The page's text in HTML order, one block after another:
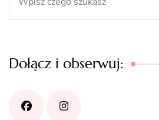
Dołącz i obserwuj: